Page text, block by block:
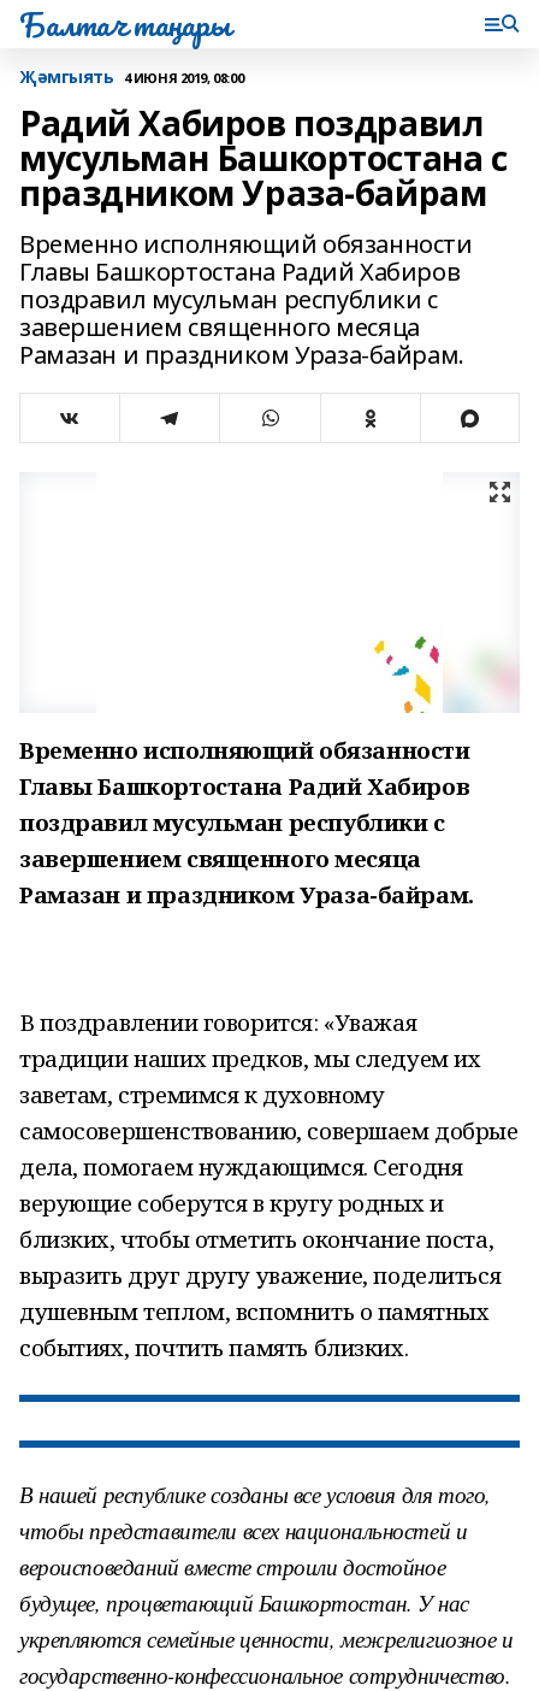
Балтач таңнары
Җәмгыять 4 ИЮНЯ 2019, 08:00
Радий Хабиров поздравил
мусульман Башкортостана с
праздником Ураза-байрам
Временно исполняющий обязанности
Главы Башкортостана Радий Хабиров
поздравил мусульман республики с
завершением священного месяца
Рамазан и праздником Ураза-байрам.
Временно исполняющий обязанности
Главы Башкортостана Радий Хабиров
поздравил мусульман республики с
завершением священного месяца
Рамазан и праздником Ураза-байрам.
В поздравлении говорится: «Уважая
традиции наших предков, мы следуем их
заветам, стремимся к духовному
самосовершенствованию, совершаем добрые
дела, помогаем нуждающимся. Сегодня
верующие соберутся в кругу родных и
близких, чтобы отметить окончание поста,
выразить друг другу уважение, поделиться
душевным теплом, вспомнить о памятных
событиях, почтить память близких.
В нашей республике созданы все условия для того,
чтобы представители всех национальностей и
вероисповеданий вместе строили достойное
будущее, процветающий Башкортостан. У нас
укрепляются семейные ценности, межрелигиозное и
государственно-конфессиональное сотрудничество.